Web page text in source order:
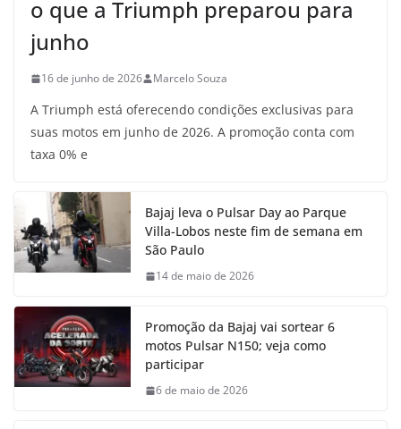
o que a Triumph preparou para
junho
16 de junho de 2026 Marcelo Souza
A Triumph está oferecendo condições exclusivas para
suas motos em junho de 2026. A promoção conta com
taxa 0% e
Bajaj leva o Pulsar Day ao Parque
Villa-Lobos neste fim de semana em
São Paulo
14 de maio de 2026
Promoção da Bajaj vai sortear 6
motos Pulsar N150; veja como
participar
6 de maio de 2026